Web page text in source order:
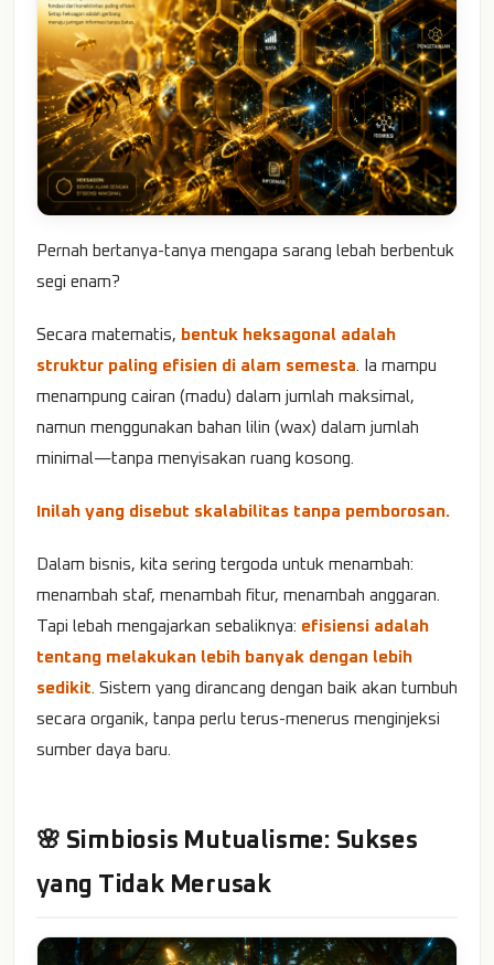
Pernah bertanya-tanya mengapa sarang lebah berbentuk
segi enam?
Secara matematis, bentuk heksagonal adalah
struktur paling efisien di alam semesta. Ia mampu
menampung cairan (madu) dalam jumlah maksimal,
namun menggunakan bahan lilin (wax) dalam jumlah
minimal—tanpa menyisakan ruang kosong.
Inilah yang disebut skalabilitas tanpa pemborosan.
Dalam bisnis, kita sering tergoda untuk menambah:
menambah staf, menambah fitur, menambah anggaran.
Tapi lebah mengajarkan sebaliknya: efisiensi adalah
tentang melakukan lebih banyak dengan lebih
sedikit. Sistem yang dirancang dengan baik akan tumbuh
secara organik, tanpa perlu terus-menerus menginjeksi
sumber daya baru.
🌸 Simbiosis Mutualisme: Sukses
yang Tidak Merusak